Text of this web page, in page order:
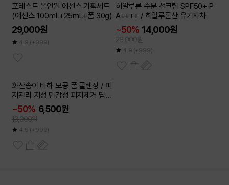
포레스트 올인원 에센스 기획세트
(에센스 100mL+25mL+폼 30g)
29,000원
4.9 (+999)
~50 %
히알루론 수분 선크림 SPF50+ P
A++++ / 히알루론산 유기자차
~50% 14,000원
28,000원
4.9 (+999)
~50 %
화산송이 바하 모공 폼 클렌징 / 피
지관리 지성 민감성 피지제거 딥클
렌징
~50% 6,500원
13,000원
4.9 (+999)